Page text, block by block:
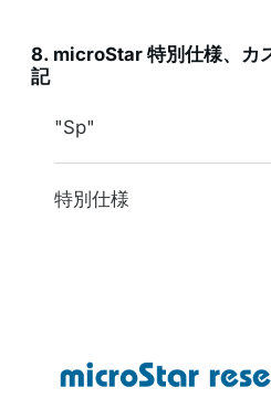
8. microStar 特別仕様、カ
記
表記
スペック
"Sp"
特別仕様